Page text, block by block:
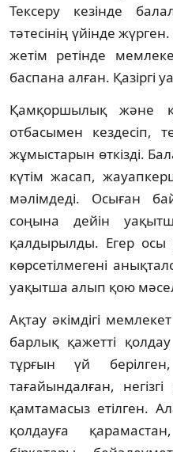
Тексеру кезінде
тәтесінің үйінде
жетім ретінде
баспана алған. Қазіргі
Қамқоршылық және
отбасымен кездесіп,
жұмыстарын өткізді.
күтім жасап,
мәлімдеді. Осыған
соңына дейін
қалдырылды. Егер осы
көрсетілмегені
уақытша алып қою
Ақтау әкімдігі
барлық қажетті қолдау
тұрғын үй
тағайындалған,
қамтамасыз етілген.
қолдауға